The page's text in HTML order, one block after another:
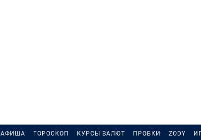
АФИША ГОРОСКОП КУРСЫ ВАЛЮТ ПРОБКИ ZODY